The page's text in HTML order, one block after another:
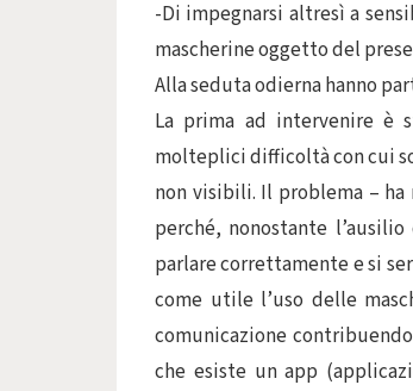
-Di impegnarsi altresì a
mascherine oggetto del
Alla seduta odierna hanno
La prima ad intervenire è
molteplici difficoltà con cui
non visibili. Il problema –
perché, nonostante
parlare correttamente e si
come utile l’uso delle
comunicazione
che esiste un app